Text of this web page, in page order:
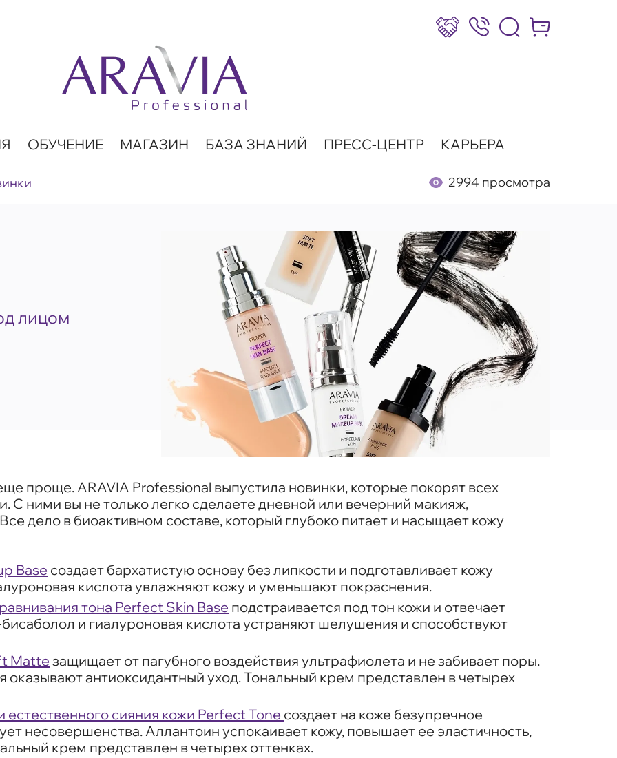
Сотрудничество
8 (800) 777-17-39
Интернет-
ОБУЧЕНИЕ МАГАЗИН БАЗА ЗНАНИЙ ПРЕСС-ЦЕНТР КАРЬЕРА
2994 просмотра
лицом
проще. ARAVIA Professional выпустила новинки, которые покорят всех
С ними вы не только легко сделаете дневной или вечерний макияж,
дело в биоактивном составе, который глубоко питает и насыщает кожу
Base создает бархатистую основу без липкости и подготавливает кожу
кислота увлажняют кожу и уменьшают покраснения.
тона Perfect Skin Base подстраивается под тон кожи и отвечает
и гиалуроновая кислота устраняют шелушения и способствуют
Matte защищает от пагубного воздействия ультрафиолета и не забивает поры.
оказывают антиоксидантный уход. Тональный крем представлен в четырех
сияния кожи Perfect Tone создает на коже безупречное
несовершенства. Аллантоин успокаивает кожу, повышает ее эластичность,
крем представлен в четырех оттенках.